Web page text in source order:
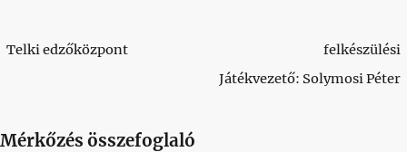
Telki edzőközpont
felkészülési
Játékvezető: Solymosi Péter
Mérkőzés összefoglaló